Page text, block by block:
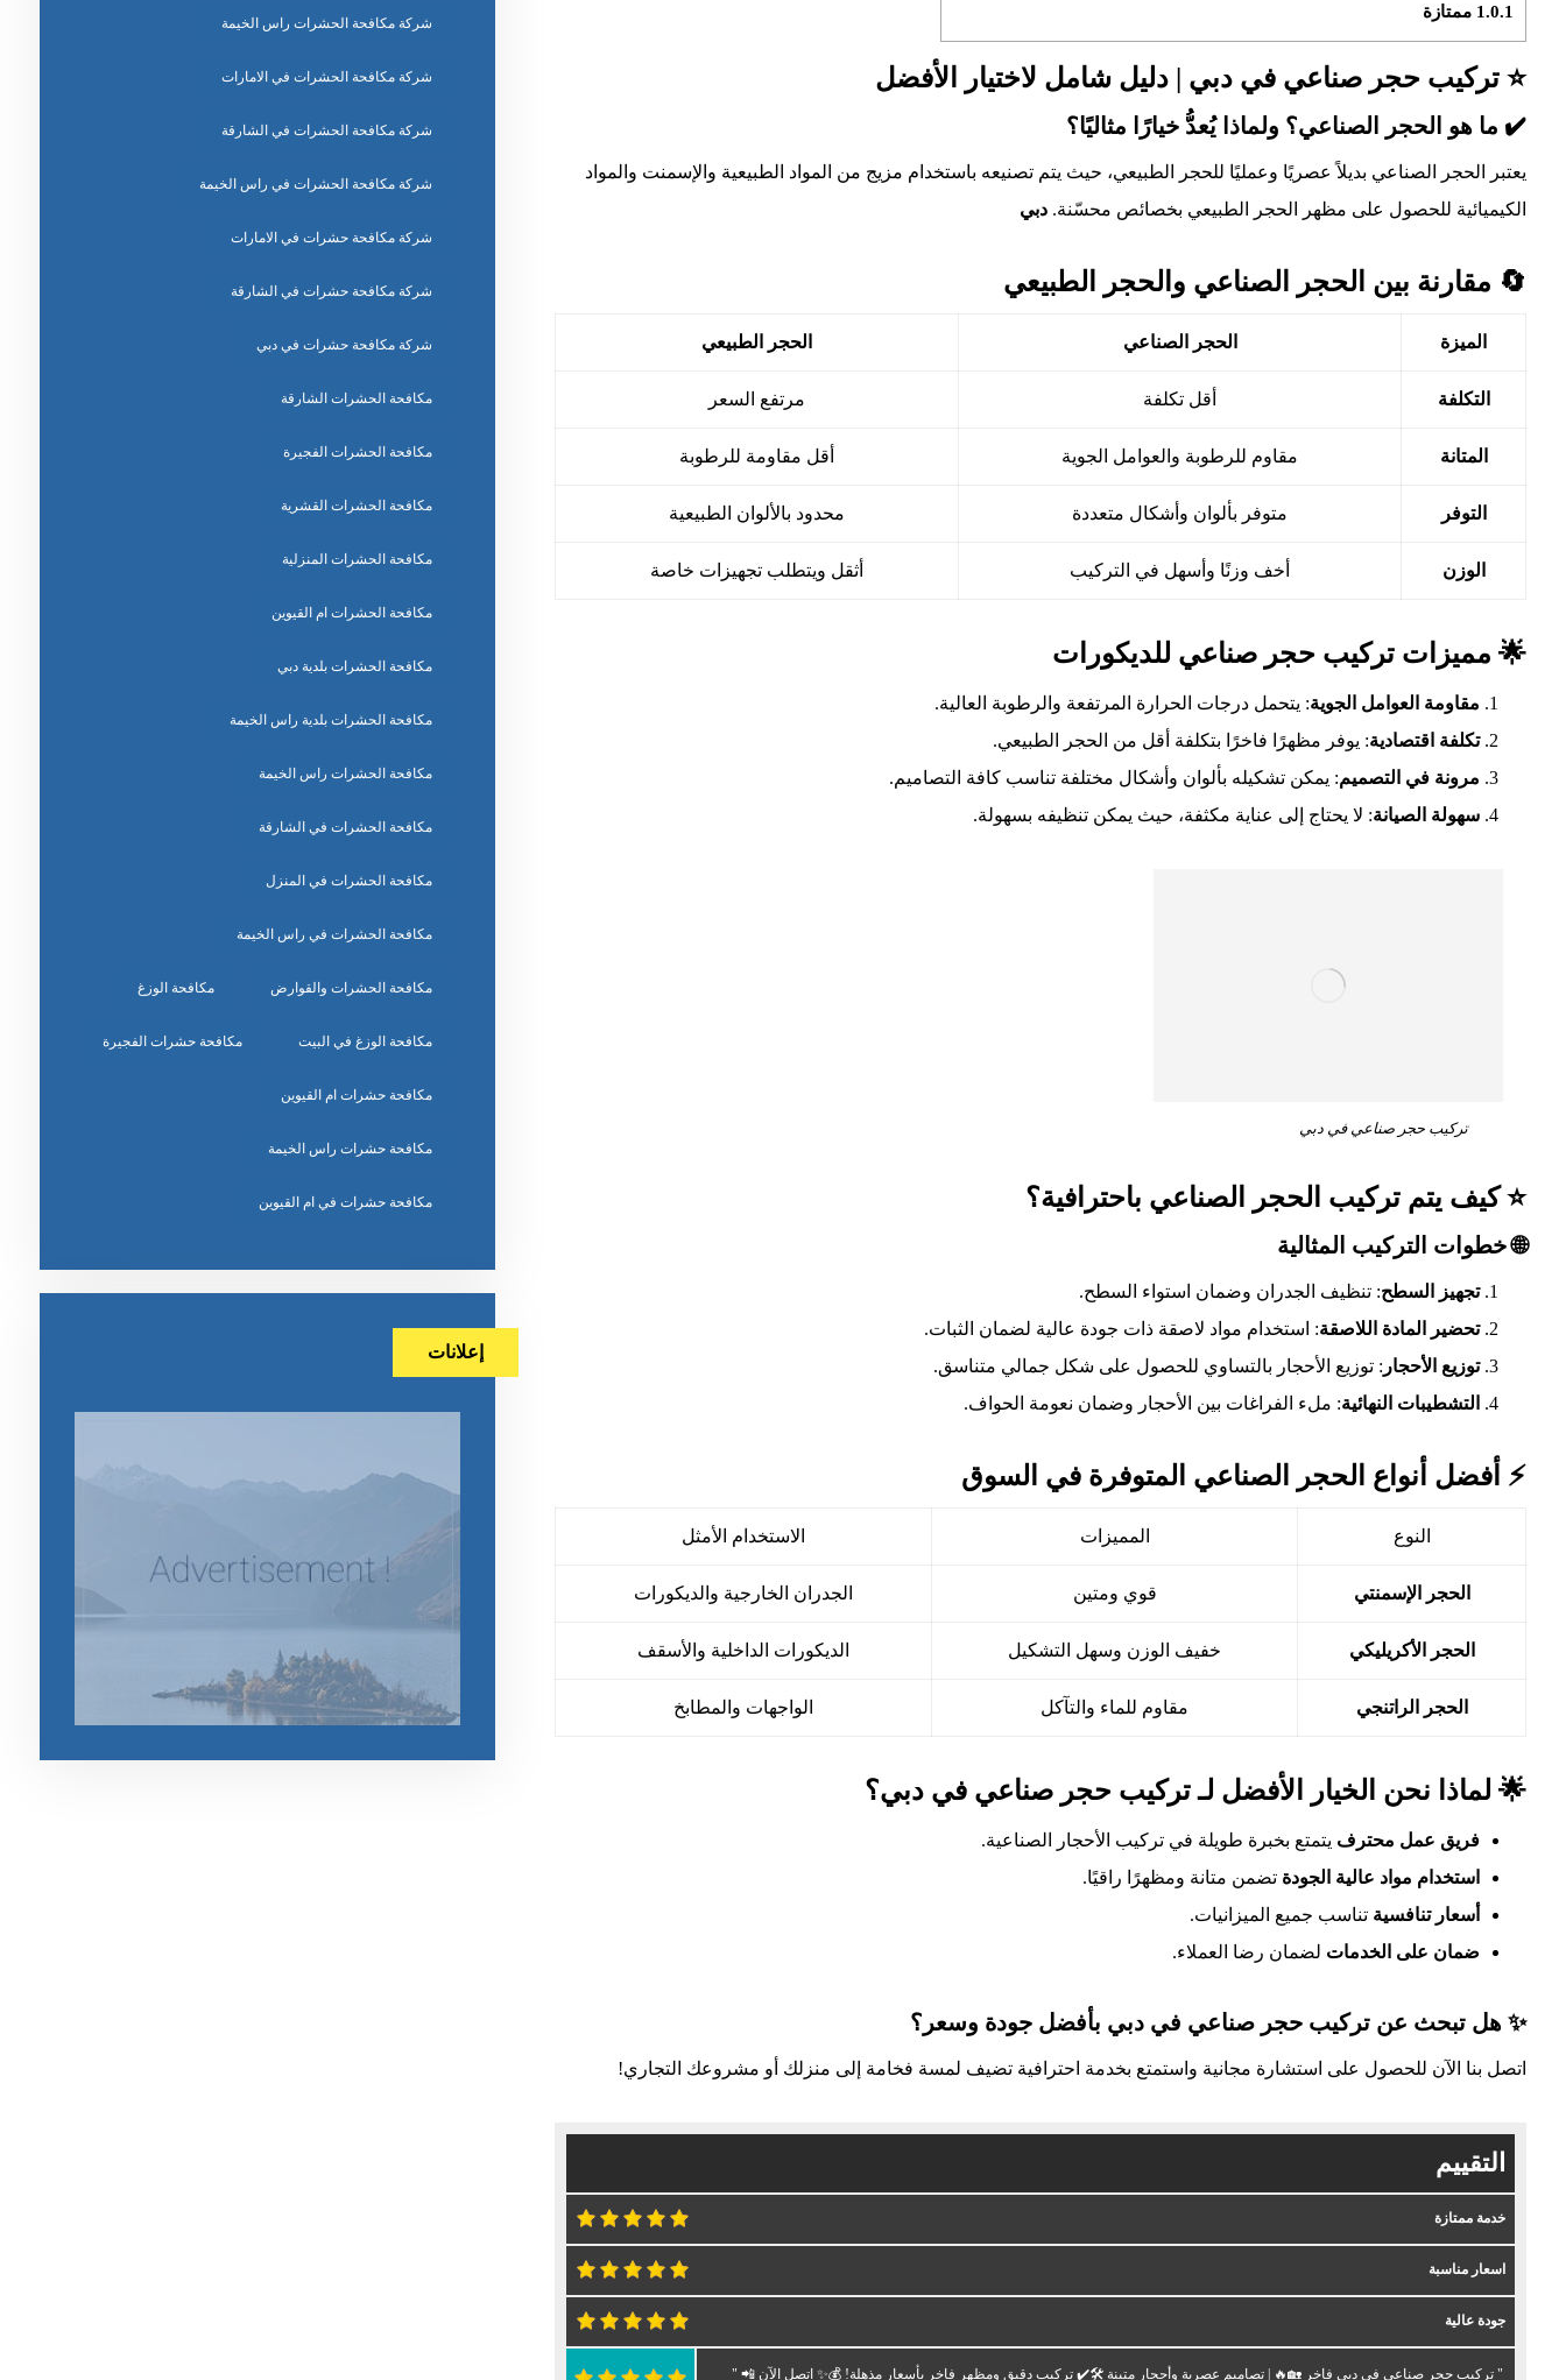
1.0.1 ممتازة
⭐️ تركيب حجر صناعي في دبي | دليل شامل لاختيار الأفضل
✔️ ما هو الحجر الصناعي؟ ولماذا يُعدُّ خيارًا مثاليًا؟
يعتبر الحجر الصناعي بديلاً عصريًا وعمليًا للحجر الطبيعي، حيث يتم تصنيعه باستخدام مزيج من المواد الطبيعية والإسمنت والمواد
الكيميائية للحصول على مظهر الحجر الطبيعي بخصائص محسّنة. دبي
🔄 مقارنة بين الحجر الصناعي والحجر الطبيعي
الميزة الحجر الصناعي الحجر الطبيعي
التكلفة أقل تكلفة مرتفع السعر
المتانة مقاوم للرطوبة والعوامل الجوية أقل مقاومة للرطوبة
التوفر متوفر بألوان وأشكال متعددة محدود بالألوان الطبيعية
الوزن أخف وزنًا وأسهل في التركيب أثقل ويتطلب تجهيزات خاصة
🌟 مميزات تركيب حجر صناعي للديكورات
مقاومة العوامل الجوية: يتحمل درجات الحرارة المرتفعة والرطوبة العالية.
تكلفة اقتصادية: يوفر مظهرًا فاخرًا بتكلفة أقل من الحجر الطبيعي.
مرونة في التصميم: يمكن تشكيله بألوان وأشكال مختلفة تناسب كافة التصاميم.
سهولة الصيانة: لا يحتاج إلى عناية مكثفة، حيث يمكن تنظيفه بسهولة.
تركيب حجر صناعي في دبي
⭐ كيف يتم تركيب الحجر الصناعي باحترافية؟
🌐 خطوات التركيب المثالية
تجهيز السطح: تنظيف الجدران وضمان استواء السطح.
تحضير المادة اللاصقة: استخدام مواد لاصقة ذات جودة عالية لضمان الثبات.
توزيع الأحجار : توزيع الأحجار بالتساوي للحصول على شكل جمالي متناسق.
التشطيبات النهائية: ملء الفراغات بين الأحجار وضمان نعومة الحواف.
⚡️ أفضل أنواع الحجر الصناعي المتوفرة في السوق
النوع المميزات الاستخدام الأمثل
الحجر الإسمنتي قوي ومتين الجدران الخارجية والديكورات
الحجر الأكريليكي خفيف الوزن وسهل التشكيل الديكورات الداخلية والأسقف
الحجر الراتنجي مقاوم للماء والتآكل الواجهات والمطابخ
🌟 لماذا نحن الخيار الأفضل لـ تركيب حجر صناعي في دبي؟
فريق عمل محترف يتمتع بخبرة طويلة في تركيب الأحجار الصناعية.
استخدام مواد عالية الجودة تضمن متانة ومظهرًا راقيًا.
أسعار تنافسية تناسب جميع الميزانيات.
ضمان على الخدمات لضمان رضا العملاء.
✨ هل تبحث عن تركيب حجر صناعي في دبي بأفضل جودة وسعر؟
اتصل بنا الآن للحصول على استشارة مجانية واستمتع بخدمة احترافية تضيف لمسة فخامة إلى منزلك أو مشروعك التجاري!
التقييم
خدمة ممتازة
اسعار مناسبة
جودة عالية
" تركيب حجر صناعي في دبي فاخر 🏡🔥 | تصاميم عصرية وأحجار متينة 🛠️✔️ تركيب دقيق ومظهر فاخر بأسعار مذهلة! 💰✨ اتصل الآن 📲 "
شركة مكافحة الحشرات راس الخيمة
شركة مكافحة الحشرات في الامارات
شركة مكافحة الحشرات في الشارقة
شركة مكافحة الحشرات في راس الخيمة
شركة مكافحة حشرات في الامارات
شركة مكافحة حشرات في الشارقة
شركة مكافحة حشرات في دبي
مكافحة الحشرات الشارقة
مكافحة الحشرات الفجيرة
مكافحة الحشرات القشرية
مكافحة الحشرات المنزلية
مكافحة الحشرات ام القيوين
مكافحة الحشرات بلدية دبي
مكافحة الحشرات بلدية راس الخيمة
مكافحة الحشرات راس الخيمة
مكافحة الحشرات في الشارقة
مكافحة الحشرات في المنزل
مكافحة الحشرات في راس الخيمة
مكافحة الحشرات والقوارض مكافحة الوزغ
مكافحة الوزغ في البيت مكافحة حشرات الفجيرة
مكافحة حشرات ام القيوين
مكافحة حشرات راس الخيمة
مكافحة حشرات في ام القيوين
إعلانات